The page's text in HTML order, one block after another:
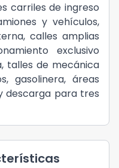
carriles de ingreso
y vehículos,
calles amplias
exclusivo
talles de mecánica
gasolinera, áreas
descarga para tres